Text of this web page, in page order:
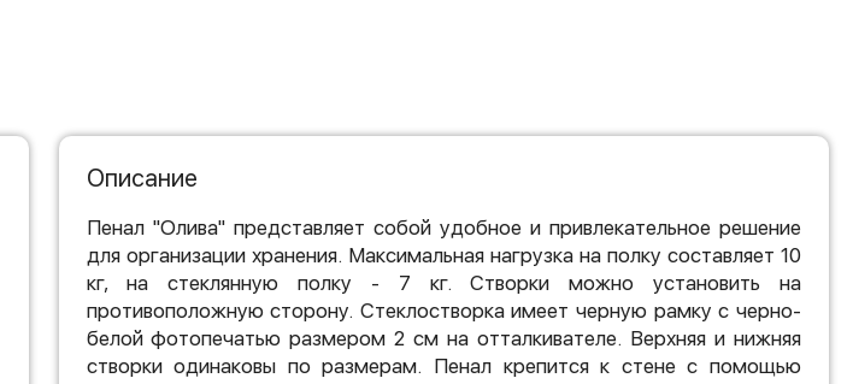
Описание
Пенал "Олива" представляет собой удобное и привлекательное решение
для организации хранения. Максимальная нагрузка на полку составляет 10
кг, на стеклянную полку - 7 кг. Створки можно установить на
противоположную сторону. Стеклостворка имеет черную рамку с черно-
белой фотопечатью размером 2 см на отталкивателе. Верхняя и нижняя
створки одинаковы по размерам. Пенал крепится к стене с помощью